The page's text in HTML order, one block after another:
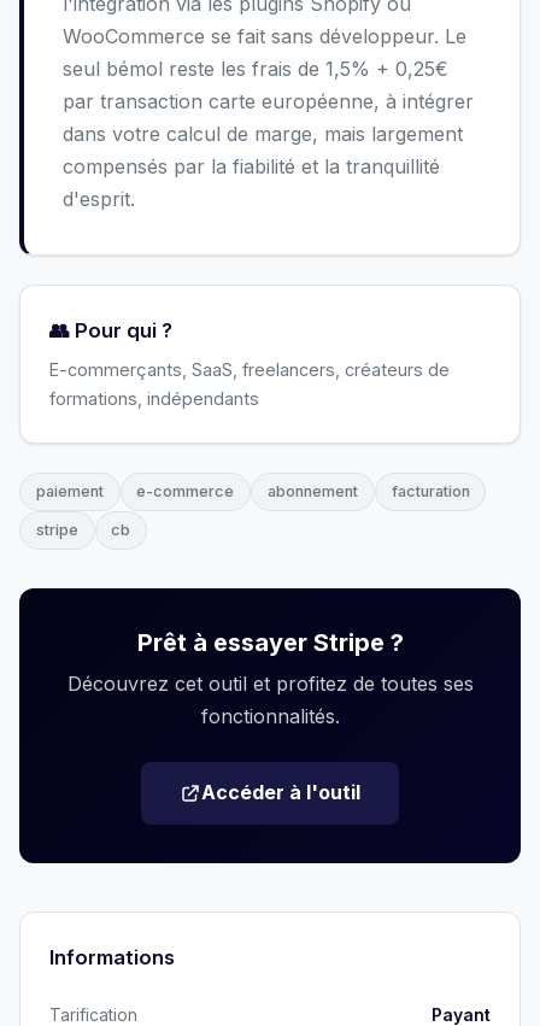
WooCommerce se fait sans développeur. Le
seul bémol reste les frais de 1,5% + 0,25€
par transaction carte européenne, à intégrer
dans votre calcul de marge, mais largement
compensés par la fiabilité et la tranquillité
d'esprit.
👥 Pour qui ?
E-commerçants, SaaS, freelancers, créateurs de
formations, indépendants
paiement e-commerce abonnement facturation
stripe cb
Prêt à essayer Stripe ?
Découvrez cet outil et profitez de toutes ses
fonctionnalités.
Accéder à l'outil
Informations
Tarification Payant